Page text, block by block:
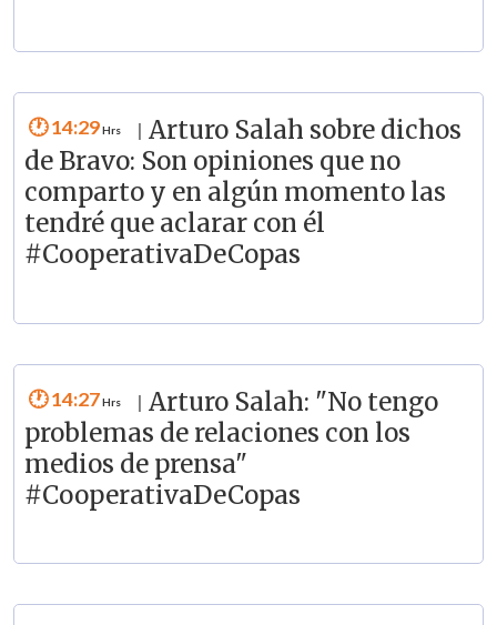
14:29
Arturo Salah sobre dichos
de Bravo: Son opiniones que no
comparto y en algún momento las
tendré que aclarar con él
#CooperativaDeCopas
14:27
Arturo Salah: "No tengo
problemas de relaciones con los
medios de prensa"
#CooperativaDeCopas